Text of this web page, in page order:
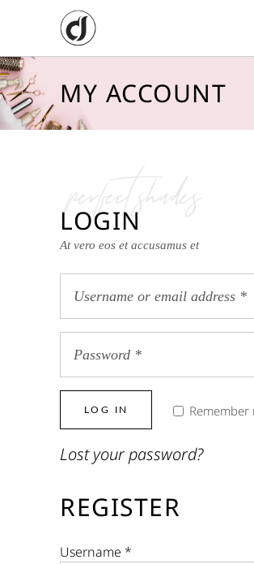
MY ACCOUNT
perfect shades
LOGIN
At vero eos et accusamus et
Remember
LOG IN
Lost your password?
REGISTER
Username *